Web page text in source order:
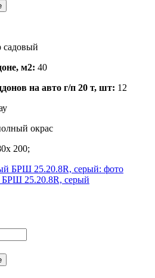
садовый
м2: 40
на авто г/п 20 т, шт: 12
окрас
200;
25.20.8R, серый